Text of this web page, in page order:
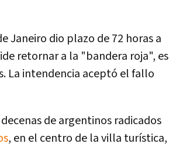
Janeiro dio plazo de 72 horas a
retornar a la "bandera roja", es
La intendencia aceptó el fallo
de argentinos radicados
, en el centro de la villa turística,